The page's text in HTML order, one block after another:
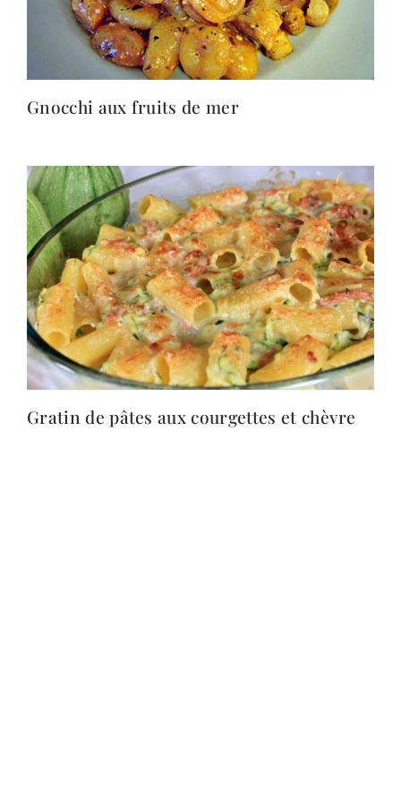
Gnocchi aux fruits de mer
Gratin de pâtes aux courgettes et chèvre